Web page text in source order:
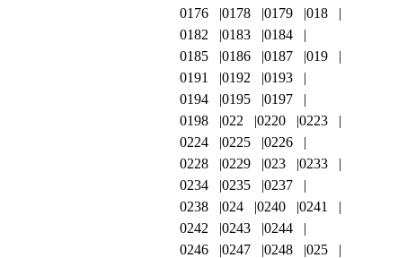
0176
0178 0179
018
0182
0183
0184
0185
0186 0187
019
0191
0192
0193
0194
0195
0197
0198
022 0220
0223
0224
0225
0226
0228
0229 023
0233
0234
0235
0237
0238
024 0240
0241
0242
0243
0244
0246
0247 0248
025